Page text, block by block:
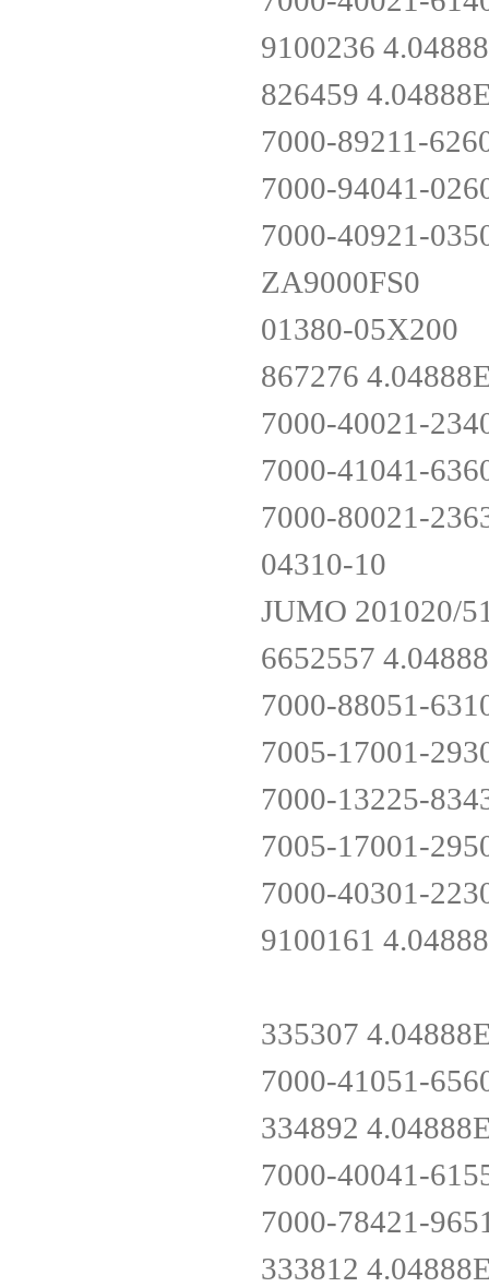
9100236
826459
7000-89211-
7000-94041-
7000-40921-
ZA9000FS0
01380-05X200
867276
7000-40021-
7000-41041-
7000-80021-
04310-10
JUMO 201020/
6652557
7000-88051-
7005-17001-
7000-13225-
7005-17001-
7000-40301-
9100161
335307
7000-41051-
334892
7000-40041-
7000-78421-
333812